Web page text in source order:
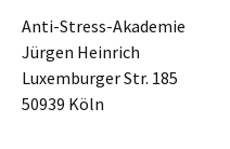
Anti-Stress-Akademie
Jürgen Heinrich
Luxemburger Str. 185
50939 Köln